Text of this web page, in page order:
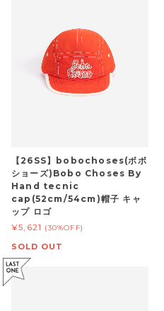
【26SS】bobochoses(ボボ
ショーズ)Bobo Choses By
Hand tecnic
cap(52cm/54cm)帽子 キャ
ップ ロゴ
¥5,621 (30%OFF)
SOLD OUT